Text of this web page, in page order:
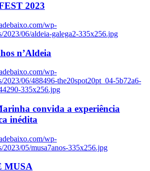
2023
wp-
2023/06/aldeia-galega2-335x256.jpg
n’Aldeia
wp-
2023/06/488496-the20spot20pt_04-5b72a6-
335x256.jpg
convida a experiência
inédita
wp-
2023/05/musa7anos-335x256.jpg
MUSA